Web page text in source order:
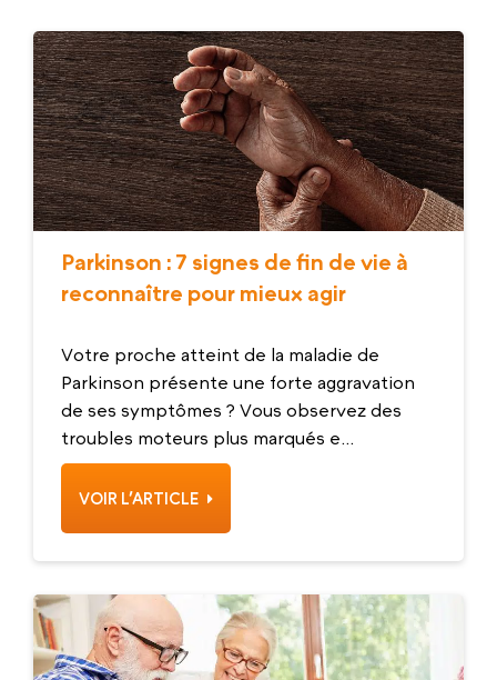
Parkinson : 7 signes de fin de vie à
reconnaître pour mieux agir
Votre proche atteint de la maladie de
Parkinson présente une forte aggravation
de ses symptômes ? Vous observez des
troubles moteurs plus marqués e...
VOIR L’ARTICLE